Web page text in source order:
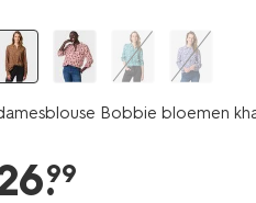
Bobbie bloemen
.
99